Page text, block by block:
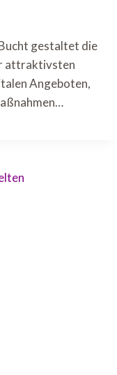
gestaltet die
attraktivsten
Angeboten,